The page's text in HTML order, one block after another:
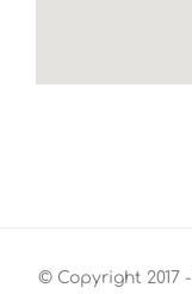
© Copyright 2017 -